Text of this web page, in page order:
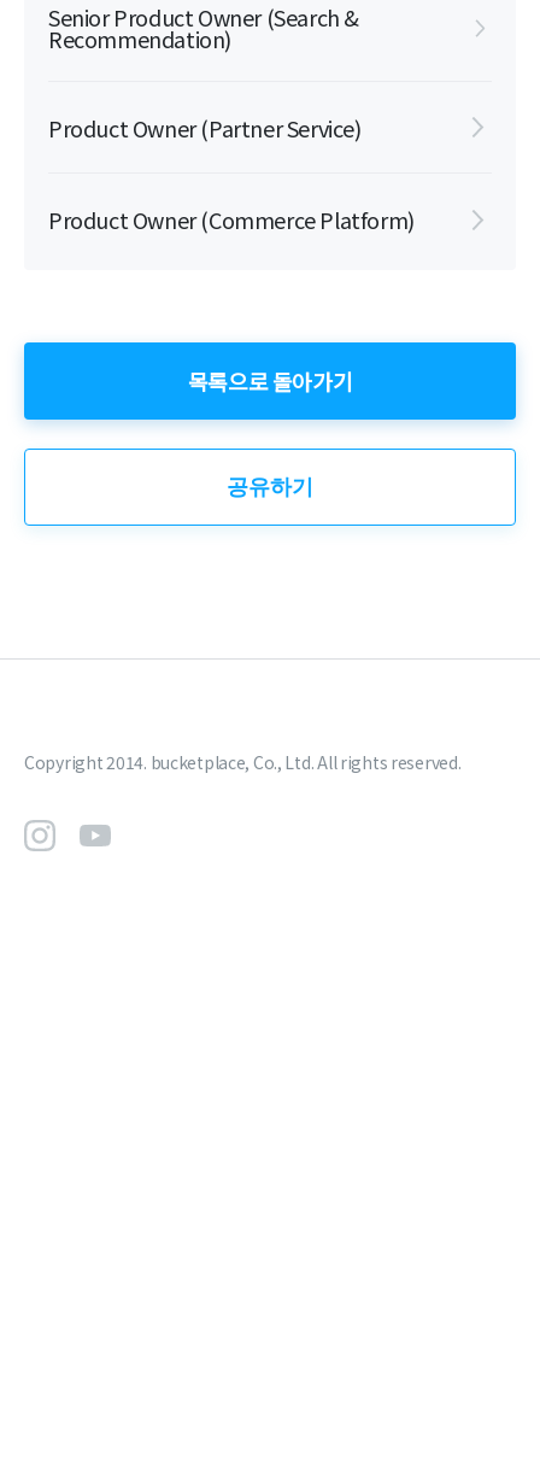
Senior Product Owner (Search &
Recommendation)
Product Owner (Partner Service)
Product Owner (Commerce Platform)
목록으로 돌아가기
공유하기
Copyright 2014. bucketplace, Co., Ltd. All rights reserved.